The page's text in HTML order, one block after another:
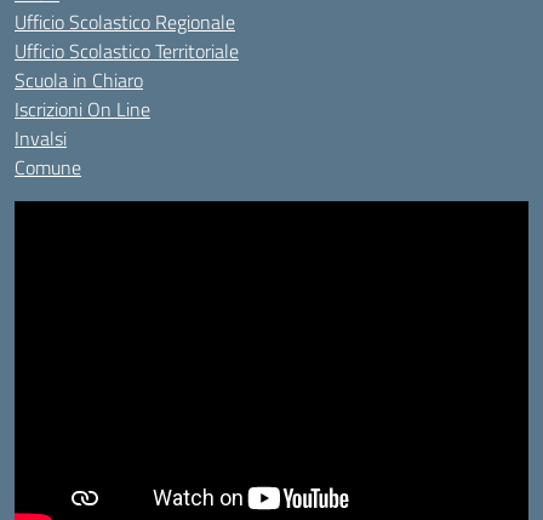
Ufficio Scolastico Regionale
Ufficio Scolastico Territoriale
Scuola in Chiaro
Iscrizioni On Line
Invalsi
Comune